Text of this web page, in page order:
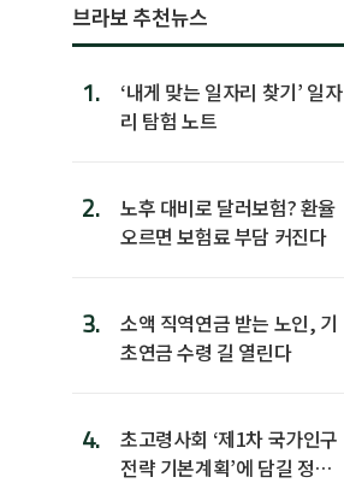
브라보 추천뉴스
1.
‘내게 맞는 일자리 찾기’ 일자
리 탐험 노트
2.
노후 대비로 달러보험? 환율
오르면 보험료 부담 커진다
3.
소액 직역연금 받는 노인, 기
초연금 수령 길 열린다
4.
초고령사회 ‘제1차 국가인구
전략 기본계획’에 담길 정책